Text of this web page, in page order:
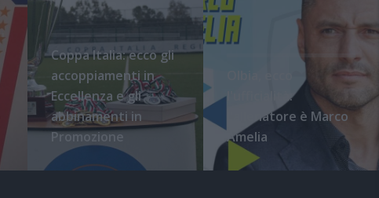
Coppa Italia: ecco gli
accoppiamenti in
Eccellenza e gli
abbinamenti in
Promozione
l'ufficialità:
l'allenatore è Marco
Amelia